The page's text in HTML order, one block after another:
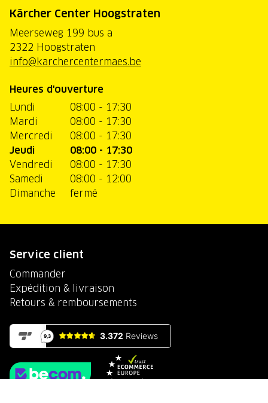
Kärcher Center Hoogstraten
Meerseweg 199 bus a
2322 Hoogstraten
info@karchercentermaes.be
Heures d'ouverture
Lundi
08:00 - 17:30
Mardi
08:00 - 17:30
Mercredi
08:00 - 17:30
Jeudi
08:00 - 17:30
Vendredi
08:00 - 17:30
Samedi
08:00 - 12:00
Dimanche
fermé
Service client
Commander
Expédition & livraison
Retours & remboursements